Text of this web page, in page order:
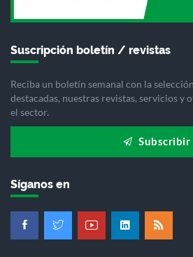
Suscripción boletín / revistas
Reciba un boletín semanal con la
destacadas, nuestras revistas, servicios y
el sector.
Subscribir
Síganos en